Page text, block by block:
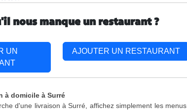
nous manque un restaurant ?
UN
AJOUTER UN RESTAURANT
à domicile à Surré
d'une livraison à Surré, affichez simplement les menus